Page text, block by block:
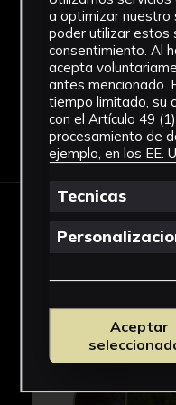
a América, que
población indígena
fumaban unas
unos cáñamos, y
planta al viejo
asociaron a la
propiedades
diuréticas que
incluso a
pasó a ser
en torno al
mantuvo la
el resto de
No hay que
Holanda y
a optimizar nuestro
poder utilizar estos
consentimiento. Al
acepta
antes mencionado.
tiempo limitado, su
con el Artículo 49
procesamiento de
ejemplo, en los EE.
Tecnicas
Aceptar